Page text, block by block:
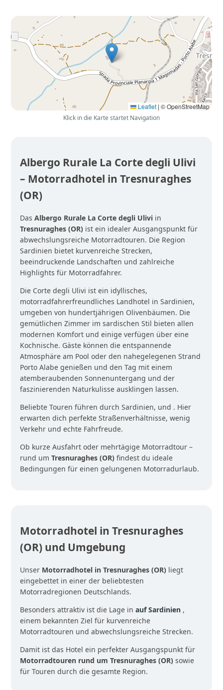
Leaflet | © OpenStreetMap
Klick in die Karte startet Navigation
Albergo Rurale La Corte degli Ulivi
– Motorradhotel in Tresnuraghes
(OR)
Das Albergo Rurale La Corte degli Ulivi in
Tresnuraghes (OR) ist ein idealer Ausgangspunkt für
abwechslungsreiche Motorradtouren. Die Region
Sardinien bietet kurvenreiche Strecken,
beeindruckende Landschaften und zahlreiche
Highlights für Motorradfahrer.
Die Corte degli Ulivi ist ein idyllisches,
motorradfahrerfreundliches Landhotel in Sardinien,
umgeben von hundertjährigen Olivenbäumen. Die
gemütlichen Zimmer im sardischen Stil bieten allen
modernen Komfort und einige verfügen über eine
Kochnische. Gäste können die entspannende
Atmosphäre am Pool oder den nahegelegenen Strand
Porto Alabe genießen und den Tag mit einem
atemberaubenden Sonnenuntergang und der
faszinierenden Naturkulisse ausklingen lassen.
Beliebte Touren führen durch Sardinien, und . Hier
erwarten dich perfekte Straßenverhältnisse, wenig
Verkehr und echte Fahrfreude.
Ob kurze Ausfahrt oder mehrtägige Motorradtour –
rund um Tresnuraghes (OR) findest du ideale
Bedingungen für einen gelungenen Motorradurlaub.
Motorradhotel in Tresnuraghes
(OR) und Umgebung
Unser Motorradhotel in Tresnuraghes (OR) liegt
eingebettet in einer der beliebtesten
Motorradregionen Deutschlands.
Besonders attraktiv ist die Lage in auf Sardinien ,
einem bekannten Ziel für kurvenreiche
Motorradtouren und abwechslungsreiche Strecken.
Damit ist das Hotel ein perfekter Ausgangspunkt für
Motorradtouren rund um Tresnuraghes (OR) sowie
für Touren durch die gesamte Region.